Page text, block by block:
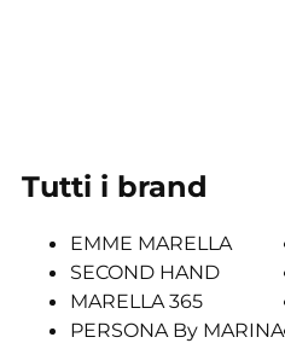
Tutti i brand
EMME MARELLA
SECOND HAND
MARELLA 365
PERSONA By MARINA